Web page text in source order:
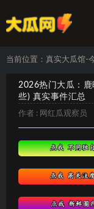
当前位置： 真实大瓜馆-
2026热门大瓜：
些) 真实事件汇总
作者 : 网红瓜观察员